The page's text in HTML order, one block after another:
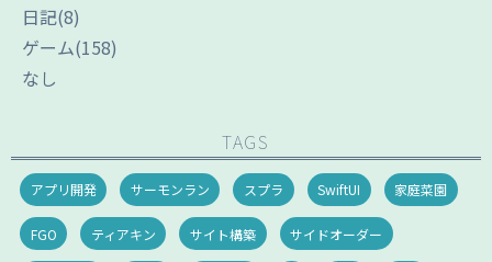
日記(8)
ゲーム(158)
なし
TAGS
アプリ開発 サーモンラン スプラ SwiftUI 家庭菜園
FGO ティアキン サイト構築 サイドオーダー